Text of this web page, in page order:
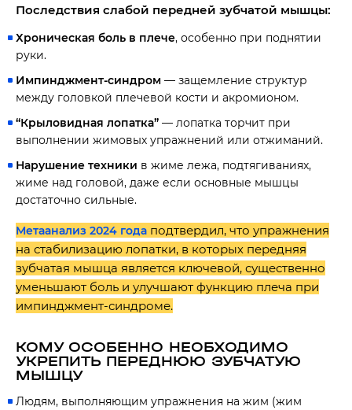
Последствия слабой передней зубчатой мышцы:
Хроническая боль в плече, особенно при поднятии
руки.
Импинджмент-синдром — защемление структур
между головкой плечевой кости и акромионом.
“Крыловидная лопатка” — лопатка торчит при
выполнении жимовых упражнений или отжиманий.
Нарушение техники в жиме лежа, подтягиваниях,
жиме над головой, даже если основные мышцы
достаточно сильные.
Метаанализ 2024 года подтвердил, что упражнения
на стабилизацию лопатки, в которых передняя
зубчатая мышца является ключевой, существенно
уменьшают боль и улучшают функцию плеча при
импинджмент-синдроме.
КОМУ ОСОБЕННО НЕОБХОДИМО
УКРЕПИТЬ ПЕРЕДНЮЮ ЗУБЧАТУЮ
МЫШЦУ
Людям, выполняющим упражнения на жим (жим